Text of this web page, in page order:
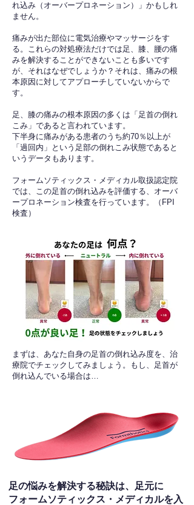
れ込み（オーバープロネーション）」かもしれ
ません。
痛みが出た部位に電気治療やマッサージをす
る。これらの対処療法だけでは足、膝、腰の痛
みを解決することができないことも多いです
が、それはなぜでしょうか？それは、痛みの根
本原因に対してアプローチしていないからで
す。
足、膝の痛みの根本原因の多くは「足首の倒れ
こみ」であると言われています。
下半身に痛みがある患者のうち約70％以上が
「過回内」という足部の倒れこみ状態であると
いうデータもあります。
フォームソティックス・メディカル取扱認定院
では、この足首の倒れ込みを評価する、オーバ
ープロネーション検査を行っています。（FPI
検査）​
​まずは、あなた自身の足首の倒れ込み度を、治
療院でチェックしてみましょう。もし、足首が
倒れ込んでいる場合は…
足の悩みを解決する秘訣は、足元に
フォームソティックス・メディカルを入